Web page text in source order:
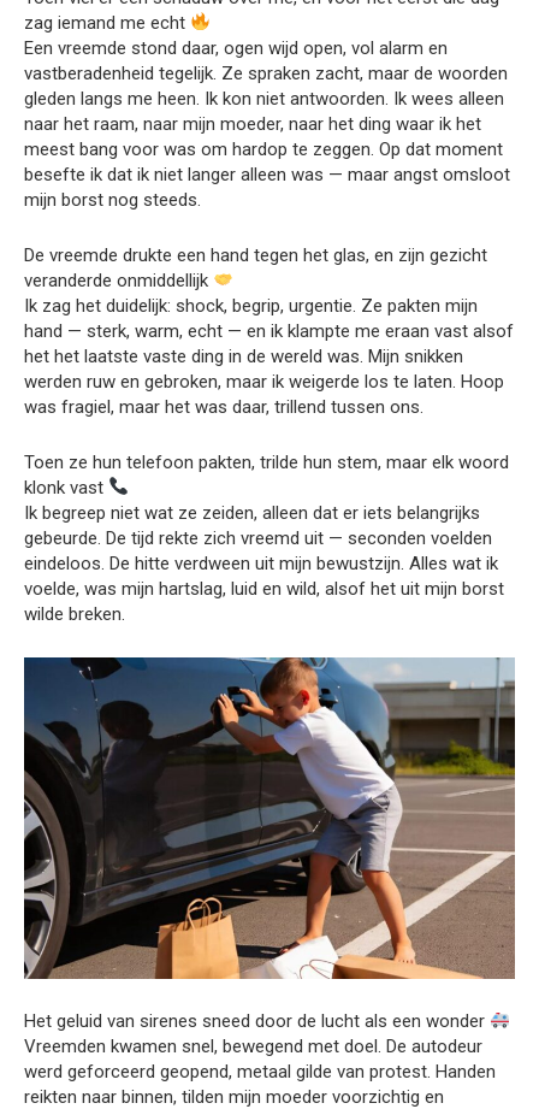
zag iemand me echt
Een vreemde stond daar, ogen wijd open, vol alarm en
vastberadenheid tegelijk. Ze spraken zacht, maar de woorden
gleden langs me heen. Ik kon niet antwoorden. Ik wees alleen
naar het raam, naar mijn moeder, naar het ding waar ik het
meest bang voor was om hardop te zeggen. Op dat moment
besefte ik dat ik niet langer alleen was — maar angst omsloot
mijn borst nog steeds.
De vreemde drukte een hand tegen het glas, en zijn gezicht
veranderde onmiddellijk
Ik zag het duidelijk: shock, begrip, urgentie. Ze pakten mijn
hand — sterk, warm, echt — en ik klampte me eraan vast alsof
het het laatste vaste ding in de wereld was. Mijn snikken
werden ruw en gebroken, maar ik weigerde los te laten. Hoop
was fragiel, maar het was daar, trillend tussen ons.
Toen ze hun telefoon pakten, trilde hun stem, maar elk woord
klonk vast
Ik begreep niet wat ze zeiden, alleen dat er iets belangrijks
gebeurde. De tijd rekte zich vreemd uit — seconden voelden
eindeloos. De hitte verdween uit mijn bewustzijn. Alles wat ik
voelde, was mijn hartslag, luid en wild, alsof het uit mijn borst
wilde breken.
Het geluid van sirenes sneed door de lucht als een wonder
Vreemden kwamen snel, bewegend met doel. De autodeur
werd geforceerd geopend, metaal gilde van protest. Handen
reikten naar binnen, tilden mijn moeder voorzichtig en